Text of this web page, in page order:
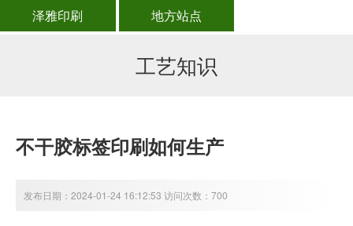
泽雅印刷
地方站点
工艺知识
不干胶标签印刷如何生产
发布日期：2024-01-24 16:12:53 访问次数：700